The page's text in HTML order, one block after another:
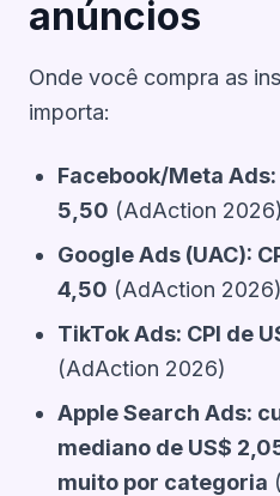
anúncios
Onde você compra as
importa:
Facebook/Meta
5,50 (AdAction 2026)
Google Ads (UAC):
4,50 (AdAction 2026)
TikTok Ads: CPI de
(AdAction 2026)
Apple Search Ads:
mediano de US$
muito por categoria